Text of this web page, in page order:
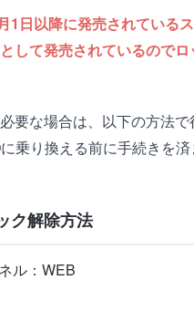
1日以降に発売されている
して発売されているので
要な場合は、以下の方法
乗り換える前に手続きを済
ク解除方法
ル：WEB